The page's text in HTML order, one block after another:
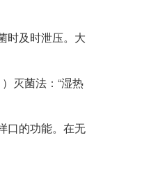
时及时泄压。大
灭菌法：“湿热
口的功能。在无